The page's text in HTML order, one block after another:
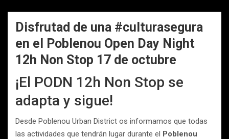
Disfrutad de una #culturasegura
en el Poblenou Open Day Night
12h Non Stop 17 de octubre
¡El PODN 12h Non Stop se
adapta y sigue!
Desde Poblenou Urban District os informamos que todas
las actividades que tendrán lugar durante el Poblenou